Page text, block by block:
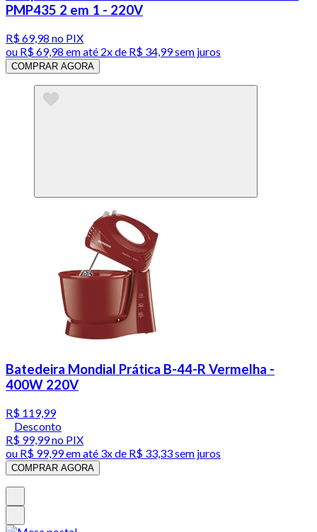
PMP435 2 em 1 - 220V
R$ 69,98 no PIX
ou R$ 69,98 em até 2x de R$ 34,99 sem juros
COMPRAR AGORA
Batedeira Mondial Prática B-44-R Vermelha -
400W 220V
R$ 119,99
Desconto
R$ 99,99no PIX
ou R$ 99,99em até 3x de R$ 33,33 sem juros
COMPRAR AGORA